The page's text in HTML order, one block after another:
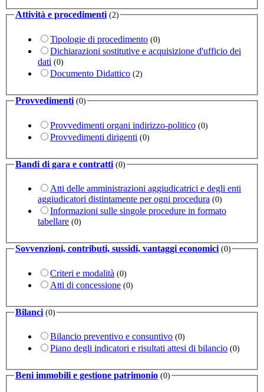
Attività e procedimenti (2)
Tipologie di procedimento (0)
Dichiarazioni sostitutive e acquisizione d'ufficio dei
dati (0)
Documento Didattico (2)
Provvedimenti (0)
Provvedimenti organi indirizzo-politico (0)
Provvedimenti dirigenti (0)
Bandi di gara e contratti (0)
Atti delle amministrazioni aggiudicatrici e degli enti
aggiudicatori distintamente per ogni procedura (0)
Informazioni sulle singole procedure in formato
tabellare (0)
Sovvenzioni, contributi, sussidi, vantaggi economici (0)
Criteri e modalità (0)
Atti di concessione (0)
Bilanci (0)
Bilancio preventivo e consuntivo (0)
Piano degli indicatori e risultati attesi di bilancio (0)
Beni immobili e gestione patrimonio (0)